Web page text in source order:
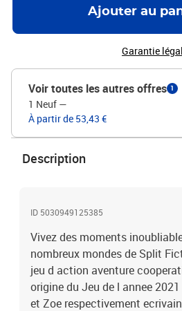
Italien Portugais. Sous Titres :
Espagnol Italien Portugais. Toujours
origine. Delais Livraison Estimatifs.
boite aux lettres remise sans signature.
Ajouter au
Garantie
Voir toutes les autres offres 1
1 Neuf —
À partir de 53,43 €
Description
ID 5030949125385
Vivez des moments
nombreux mondes de Split
jeu d action aventure
origine du Jeu de l annee
et Zoe respectivement